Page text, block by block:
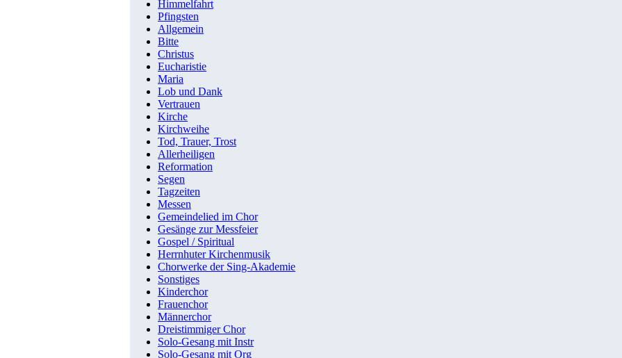
Himmelfahrt
Pfingsten
Allgemein
Bitte
Christus
Eucharistie
Maria
Lob und Dank
Vertrauen
Kirche
Kirchweihe
Tod, Trauer, Trost
Allerheiligen
Reformation
Segen
Tagzeiten
Messen
Gemeindelied im Chor
Gesänge zur Messfeier
Gospel / Spiritual
Herrnhuter Kirchenmusik
Chorwerke der Sing-Akademie
Sonstiges
Kinderchor
Frauenchor
Männerchor
Dreistimmiger Chor
Solo-Gesang mit Instr
Solo-Gesang mit Org